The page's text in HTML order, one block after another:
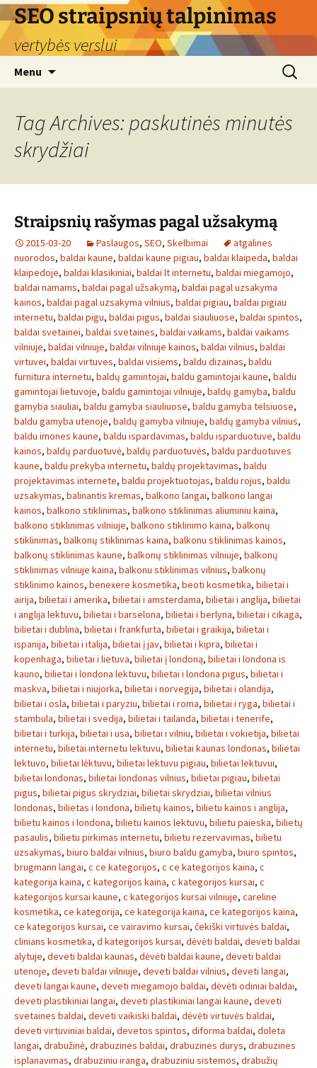
Skip
to
content
SEO straipsnių talpinimas
vertybės verslui
Menu
Search
for:
Tag Archives: paskutinės minutės
skrydžiai
Straipsnių rašymas pagal užsakymą
2015-03-20 Paslaugos, SEO, Skelbimai
atgalines
nuorodos, baldai kaune, baldai kaune pigiau, baldai klaipeda, baldai
klaipedoje, baldai klasikiniai, baldai lt internetu, baldai miegamojo,
baldai namams, baldai pagal užsakymą, baldai pagal uzsakyma
kainos, baldai pagal uzsakyma vilnius, baldai pigiau, baldai pigiau
internetu, baldai pigu, baldai pigus, baldai siauliuose, baldai spintos,
baldai svetainei, baldai svetaines, baldai vaikams, baldai vaikams
vilniuje, baldai vilniuje, baldai vilniuje kainos, baldai vilnius, baldai
virtuvei, baldai virtuves, baldai visiems, baldu dizainas, baldu
furnitura internetu, baldų gamintojai, baldu gamintojai kaune, baldu
gamintojai lietuvoje, baldu gamintojai vilniuje, baldų gamyba, baldu
gamyba siauliai, baldu gamyba siauliuose, baldu gamyba telsiuose,
baldu gamyba utenoje, baldų gamyba vilniuje, baldų gamyba vilnius,
baldu imones kaune, baldu ispardavimas, baldu isparduotuve, baldu
kainos, baldų parduotuvė, baldų parduotuvės, baldu parduotuves
kaune, baldu prekyba internetu, baldų projektavimas, baldu
projektavimas internete, baldu projektuotojas, baldu rojus, baldu
uzsakymas, balinantis kremas, balkono langai, balkono langai
kainos, balkono stiklinimas, balkono stiklinimas aliuminiu kaina,
balkono stiklinimas vilniuje, balkono stiklinimo kaina, balkonų
stiklinimas, balkonų stiklinimas kaina, balkonu stiklinimas kainos,
balkonų stiklinimas kaune, balkonų stiklinimas vilniuje, balkonų
stiklinimas vilniuje kaina, balkonu stiklinimas vilnius, balkonų
stiklinimo kainos, benexere kosmetika, beoti kosmetika, bilietai i
airija, bilietai i amerika, bilietai i amsterdama, bilietai i anglija, bilietai
i anglija lektuvu, bilietai i barselona, bilietai i berlyna, bilietai i cikaga,
bilietai i dublina, bilietai i frankfurta, bilietai i graikija, bilietai i
ispanija, bilietai i italija, bilietai į jav, bilietai i kipra, bilietai i
kopenhaga, bilietai i lietuva, bilietai į londoną, bilietai i londona is
kauno, bilietai i londona lektuvu, bilietai i londona pigus, bilietai i
maskva, bilietai i niujorka, bilietai i norvegija, bilietai i olandija,
bilietai i osla, bilietai i paryziu, bilietai i roma, bilietai i ryga, bilietai i
stambula, bilietai i svedija, bilietai i tailanda, bilietai i tenerife,
bilietai i turkija, bilietai i usa, bilietai i vilniu, bilietai i vokietija, bilietai
internetu, bilietai internetu lektuvu, bilietai kaunas londonas, bilietai
lektuvo, bilietai lėktuvu, bilietai lektuvu pigiau, bilietai lektuvui,
bilietai londonas, bilietai londonas vilnius, bilietai pigiau, bilietai
pigus, bilietai pigus skrydziai, bilietai skrydziai, bilietai vilnius
londonas, bilietas i londona, bilietų kainos, bilietu kainos i anglija,
bilietu kainos i londona, bilietu kainos lektuvu, bilietu paieska, bilietų
pasaulis, bilietu pirkimas internetu, bilietu rezervavimas, bilietu
uzsakymas, biuro baldai vilnius, biuro baldu gamyba, biuro spintos,
brugmann langai, c ce kategorijos, c ce kategorijos kaina, c
kategorija kaina, c kategorijos kaina, c kategorijos kursai, c
kategorijos kursai kaune, c kategorijos kursai vilniuje, careline
kosmetika, ce kategorija, ce kategorija kaina, ce kategorijos kaina,
ce kategorijos kursai, ce vairavimo kursai, čekiški virtuvės baldai,
clinians kosmetika, d kategorijos kursai, dėvėti baldai, deveti baldai
alytuje, deveti baldai kaunas, dėvėti baldai kaune, deveti baldai
utenoje, deveti baldai vilniuje, deveti baldai vilnius, deveti langai,
deveti langai kaune, deveti miegamojo baldai, dėvėti odiniai baldai,
deveti plastikiniai langai, deveti plastikiniai langai kaune, deveti
svetaines baldai, deveti vaikiski baldai, dėvėti virtuvės baldai,
deveti virtuviniai baldai, devetos spintos, diforma baldai, doleta
langai, drabužinė, drabuzines baldai, drabuzines durys, drabuzines
isplanavimas, drabuziniu iranga, drabuziniu sistemos, drabužių